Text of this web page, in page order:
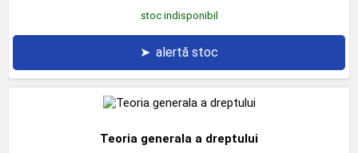
stoc indisponibil
➤ alertă stoc
Teoria generala a dreptului